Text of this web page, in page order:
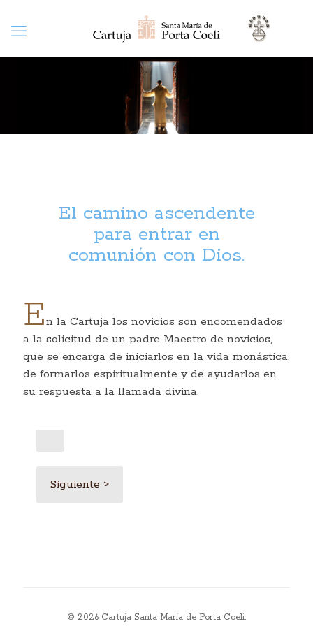
El camino ascendente
para entrar en
comunión con Dios.
En la Cartuja los novicios son encomendados
a la solicitud de un padre Maestro de novicios,
que se encarga de iniciarlos en la vida monástica,
de formarlos espiritualmente y de ayudarlos en
su respuesta a la llamada divina.
Siguiente >
© 2026 Cartuja Santa María de Porta Coeli.